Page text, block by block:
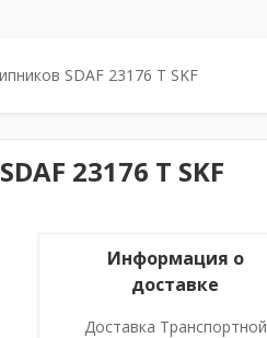
SDAF 23176 T SKF
23176 T SKF
Информация о
доставке
Доставка Транспортной